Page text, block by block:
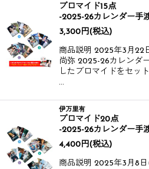
ブロマイド15点
-2025-26カレンダー手
3,300 円(税込)
商品説明 2025年3月22
尚弥 2025-26カレンダ
したブロマイドをセッ
…
伊万里有
ブロマイド20点
-2025-26カレンダー手
4,400 円(税込)
商品説明 2025年3月8